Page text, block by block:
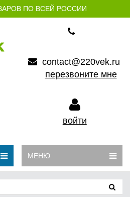
ПО ВСЕЙ РОССИИ
contact@220vek.ru
перезвоните мне
войти
МЕНЮ